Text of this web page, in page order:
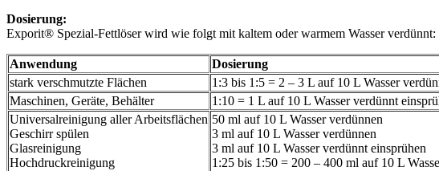
Dosierung:
Exporit® Spezial-Fettlöser wird wie folgt mit kaltem oder warmem Wasser verdünnt:
Anwendung
Dosierung
stark verschmutzte Flächen
1:3 bis 1:5 = 2 – 3 L auf 10 L Wasser
Maschinen, Geräte, Behälter
1:10 = 1 L auf 10 L Wasser verdünnt
Universalreinigung aller Arbeitsflächen
Geschirr spülen
Glasreinigung
Hochdruckreinigung
50 ml auf 10 L Wasser verdünnen
3 ml auf 10 L Wasser verdünnen
3 ml auf 10 L Wasser verdünnt einsprühen
1:25 bis 1:50 = 200 – 400 ml auf 10 L